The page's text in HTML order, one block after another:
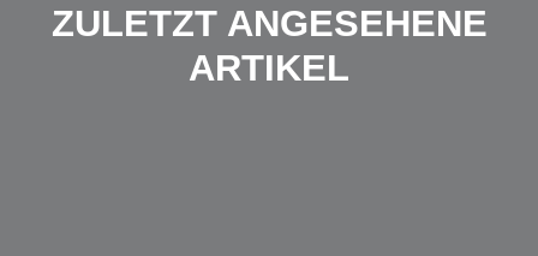
ZULETZT ANGESEHENE
ARTIKEL